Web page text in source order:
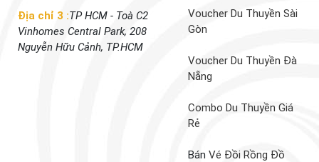
Địa chỉ 3 :TP HCM - Toà C2
Vinhomes Central Park, 208
Nguyễn Hữu Cảnh, TP.HCM
Voucher Du Thuyền Sài
Gòn
Voucher Du Thuyền Đà
Nẵng
Combo Du Thuyền Giá
Rẻ
Bán Vé Đồi Rồng Đồ